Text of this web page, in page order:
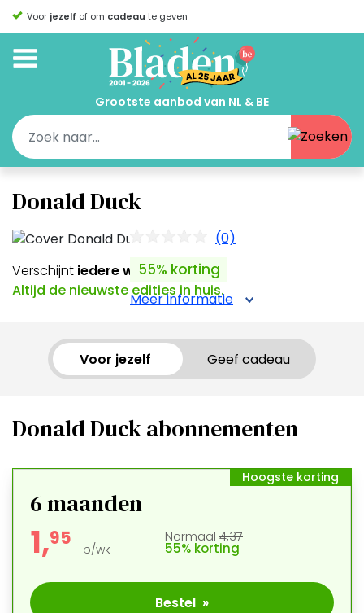
Voor jezelf of om cadeau te geven
Grootste aanbod van NL & BE
Donald Duck
(0)
55% korting
Meer informatie
Verschijnt iedere week
Altijd de nieuwste edities in huis.
Voor jezelf Geef cadeau
Donald Duck abonnementen
Hoogste korting
6 maanden
1,95 p/wk
Normaal 4,37
55% korting
Bestel »